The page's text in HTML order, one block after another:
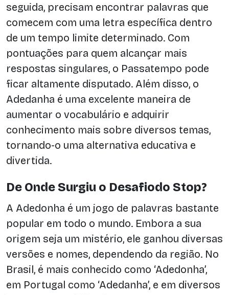
seguida, precisam encontrar palavras que
comecem com uma letra específica dentro
de um tempo limite determinado. Com
pontuações para quem alcançar mais
respostas singulares, o Passatempo pode
ficar altamente disputado. Além disso, o
Adedanha é uma excelente maneira de
aumentar o vocabulário e adquirir
conhecimento mais sobre diversos temas,
tornando-o uma alternativa educativa e
divertida.
De Onde Surgiu o Desafiodo Stop?
A Adedonha é um jogo de palavras bastante
popular em todo o mundo. Embora a sua
origem seja um mistério, ele ganhou diversas
versões e nomes, dependendo da região. No
Brasil, é mais conhecido como ‘Adedonha’,
em Portugal como ‘Adedanha’, e em diversos